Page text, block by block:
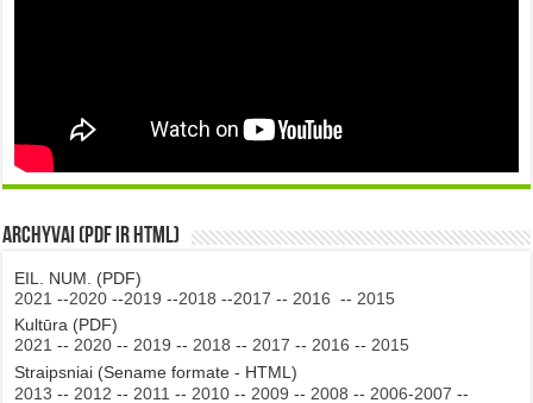
Archyvai (PDF ir HTML)
EIL. NUM. (PDF)
2021 --2020 --2019 --2018 --2017 --2016 --2015
Kultūra (PDF)
2021 --2020 --2019 --2018 --2017 --2016 --2015
Straipsniai (Sename formate - HTML)
2013 --2012 --2011 --2010 --2009 --2008 --2006-2007 --